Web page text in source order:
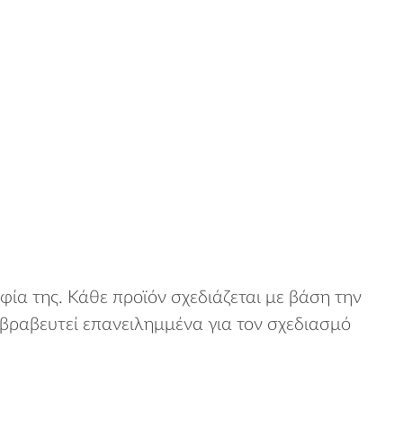
της. Κάθε προϊόν σχεδιάζεται με βάση την
επανειλημμένα για τον σχεδιασμό